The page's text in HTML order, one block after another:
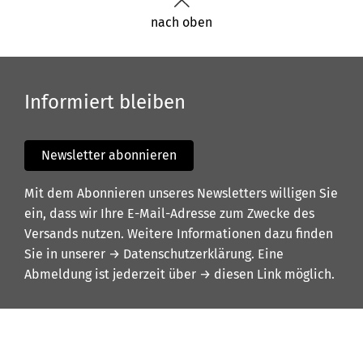
nach oben
Informiert bleiben
Newsletter abonnieren
Mit dem Abonnieren unseres Newsletters willigen Sie
ein, dass wir Ihre E-Mail-Adresse zum Zwecke des
Versands nutzen. Weitere Informationen dazu finden
Sie in unserer → Datenschutzerklärung. Eine
Abmeldung ist jederzeit über → diesen Link möglich.